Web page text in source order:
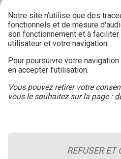
Le blog de la
Notre site n’utilise que des
fonctionnels et de mesure
son fonctionnement et à
utilisateur et votre navigation.
Pour poursuivre votre
en accepter l’utilisation.
Vous pouvez retirer votre
vous le souhaitez sur la page :
REFUSER ET